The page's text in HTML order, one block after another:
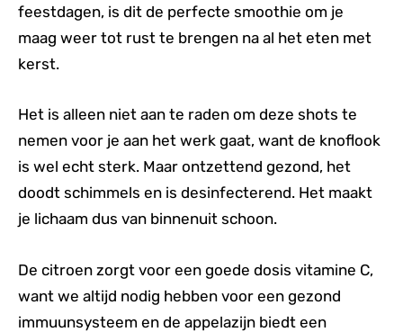
feestdagen, is dit de perfecte smoothie om je
maag weer tot rust te brengen na al het eten met
kerst.
Het is alleen niet aan te raden om deze shots te
nemen voor je aan het werk gaat, want de knoflook
is wel echt sterk. Maar ontzettend gezond, het
doodt schimmels en is desinfecterend. Het maakt
je lichaam dus van binnenuit schoon.
De citroen zorgt voor een goede dosis vitamine C,
want we altijd nodig hebben voor een gezond
immuunsysteem en de appelazijn biedt een